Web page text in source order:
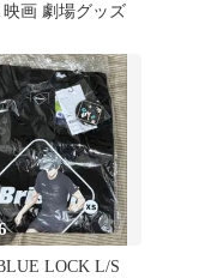
画 劇場グッズ
LOCK L/S